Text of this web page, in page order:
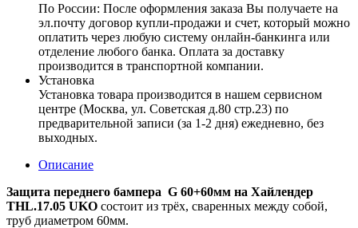
По России: После оформления заказа Вы получаете на
эл.почту договор купли-продажи и счет, который можно
оплатить через любую систему онлайн-банкинга или
отделение любого банка. Оплата за доставку
производится в транспортной компании.
Установка
Установка товара производится в нашем сервисном
центре (Москва, ул. Советская д.80 стр.23) по
предварительной записи (за 1-2 дня) ежедневно, без
выходных.
Описание
Защита переднего бампера G 60+60мм на Хайлендер
THL.17.05 UKO состоит из трёх, сваренных между собой,
труб диаметром 60мм.